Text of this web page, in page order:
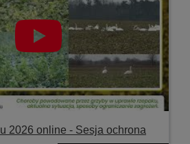
2026 online - Sesja ochrona